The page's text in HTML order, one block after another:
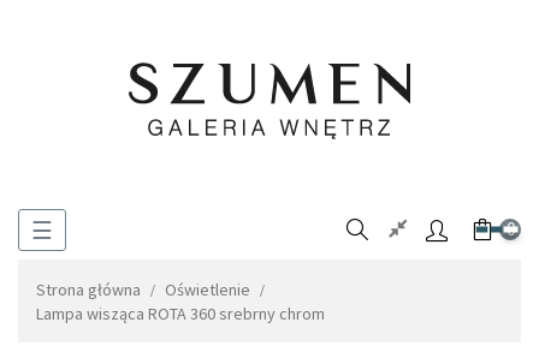
Toggle
☰ 0
Strona główna
Oświetlenie
Lampa wisząca ROTA 360 srebrny chrom